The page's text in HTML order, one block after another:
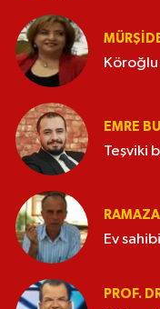
Köroğlu
EMRE
Teşviki
Ev
PROF.